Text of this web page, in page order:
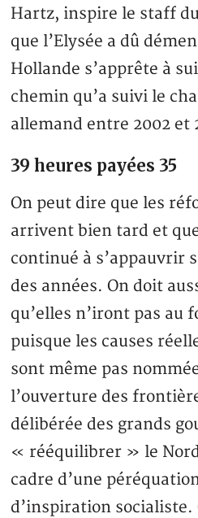
Hartz, inspire le staff
que l’Elysée a dû
Hollande s’apprête à
chemin qu’a suivi le
allemand entre 2002 et
39 heures payées 35
On peut dire que les
arrivent bien tard et
continué à s’appauvrir
des années. On doit
qu’elles n’iront pas au
puisque les causes
sont même pas
l’ouverture des
délibérée des grands
« rééquilibrer » le
cadre d’une
d’inspiration socialiste.